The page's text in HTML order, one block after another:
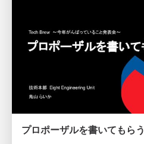
プロポーザルを書いてもらう